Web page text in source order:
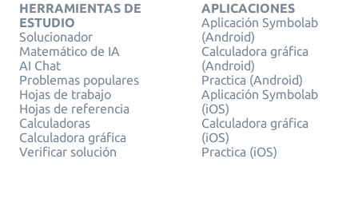
HERRAMIENTAS DE
ESTUDIO
Solucionador
Matemático de IA
AI Chat
Problemas populares
Hojas de trabajo
Hojas de referencia
Calculadoras
Calculadora gráfica
Verificar solución
APLICACIONES
Aplicación Symbolab
(Android)
Calculadora gráfica
(Android)
Practica (Android)
Aplicación Symbolab
(iOS)
Calculadora gráfica
(iOS)
Practica (iOS)